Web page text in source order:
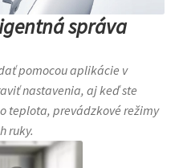
správa
pomocou aplikácie v
nastavenia, aj keď ste
teplota, prevádzkové režimy
ruky.